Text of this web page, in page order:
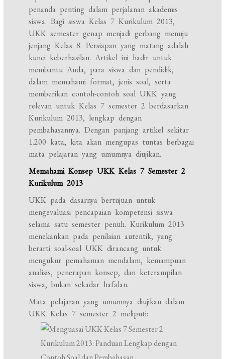
penanda penting dalam perjalanan akademis
siswa. Bagi siswa Kelas 7 Kurikulum 2013,
UKK semester genap menjadi gerbang menuju
jenjang Kelas 8. Persiapan yang matang adalah
kunci keberhasilan. Artikel ini hadir untuk
membantu Anda, para siswa dan pendidik,
dalam memahami format, jenis soal, serta
memberikan contoh-contoh soal UKK yang
relevan untuk Kelas 7 semester 2 berdasarkan
Kurikulum 2013, lengkap dengan
pembahasannya. Dengan panjang artikel sekitar
1.200 kata, kita akan mengupas tuntas berbagai
mata pelajaran yang umumnya diujikan.
Memahami Konsep UKK Kelas 7 Semester 2
Kurikulum 2013
UKK pada dasarnya bertujuan untuk
mengevaluasi pencapaian kompetensi siswa
selama satu semester penuh. Kurikulum 2013
menekankan pada penilaian autentik, yang
berarti soal-soal UKK dirancang untuk
mengukur pemahaman mendalam, kemampuan
analisis, penerapan konsep, dan keterampilan
siswa, bukan sekadar hafalan.
Mata pelajaran yang umumnya diujikan dalam
UKK Kelas 7 semester 2 meliputi: